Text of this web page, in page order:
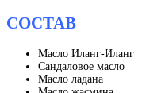
СОСТАВ
Масло Иланг-Иланг
Сандаловое масло
Масло ладана